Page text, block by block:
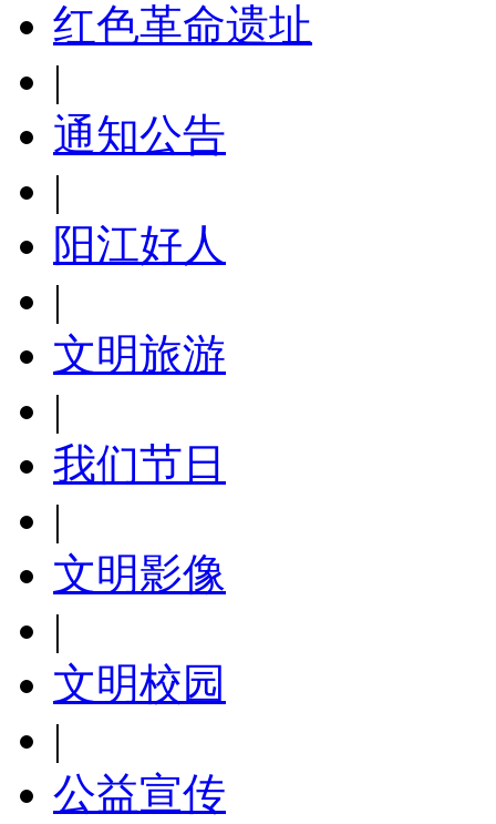
红色革命遗址
|
通知公告
|
阳江好人
|
文明旅游
|
我们节日
|
文明影像
|
文明校园
|
公益宣传